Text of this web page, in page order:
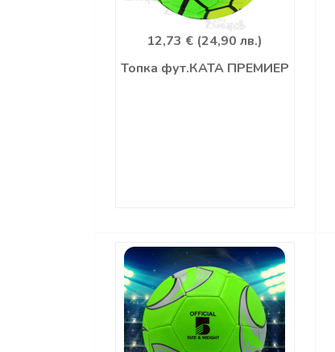
12,73 € (24,90 лв.)
Топка фут.КАТА ПРЕМИЕР